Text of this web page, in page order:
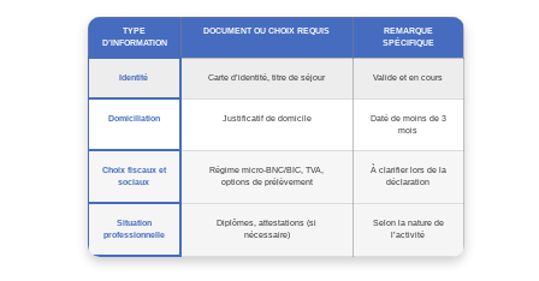
TYPE
D’INFORMATION
DOCUMENT OU CHOIX REQUIS
REMARQUE
SPÉCIFIQUE
Identité Carte d’identité, titre de séjour Valide et en cours
Domiciliation Justificatif de domicile
Daté de moins de 3
mois
Choix fiscaux et
sociaux
Régime micro-BNC/BIC, TVA,
options de prélèvement
À clarifier lors de la
déclaration
Situation
professionnelle
Diplômes, attestations (si
nécessaire)
Selon la nature de
l’activité